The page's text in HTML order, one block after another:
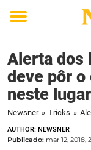
Toggle
Alerta dos
deve pôr
neste lugar
Newsner » Tricks »
AUTHOR: NEWSNER
Publicado: mar 12, 2018,